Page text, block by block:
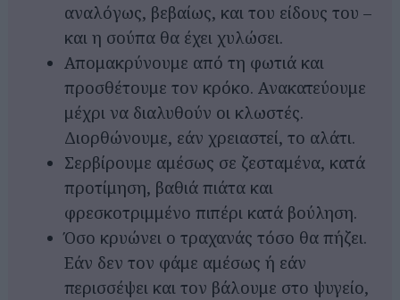
αναλόγως, βεβαίως, και του είδους του –
και η σούπα θα έχει χυλώσει.
Απομακρύνουμε από τη φωτιά και
προσθέτουμε τον κρόκο. Ανακατεύουμε
μέχρι να διαλυθούν οι κλωστές.
Διορθώνουμε, εάν χρειαστεί, το αλάτι.
Σερβίρουμε αμέσως σε ζεσταμένα, κατά
προτίμηση, βαθιά πιάτα και
φρεσκοτριμμένο πιπέρι κατά βούληση.
Όσο κρυώνει ο τραχανάς τόσο θα πήζει.
Εάν δεν τον φάμε αμέσως ή εάν
περισσέψει και τον βάλουμε στο ψυγείο,